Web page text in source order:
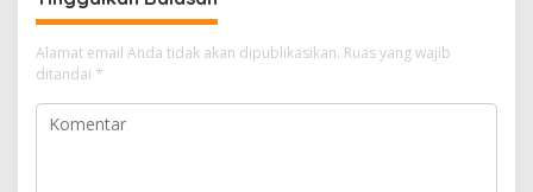
Alamat email Anda tidak akan dipublikasikan. Ruas yang wajib
ditandai *